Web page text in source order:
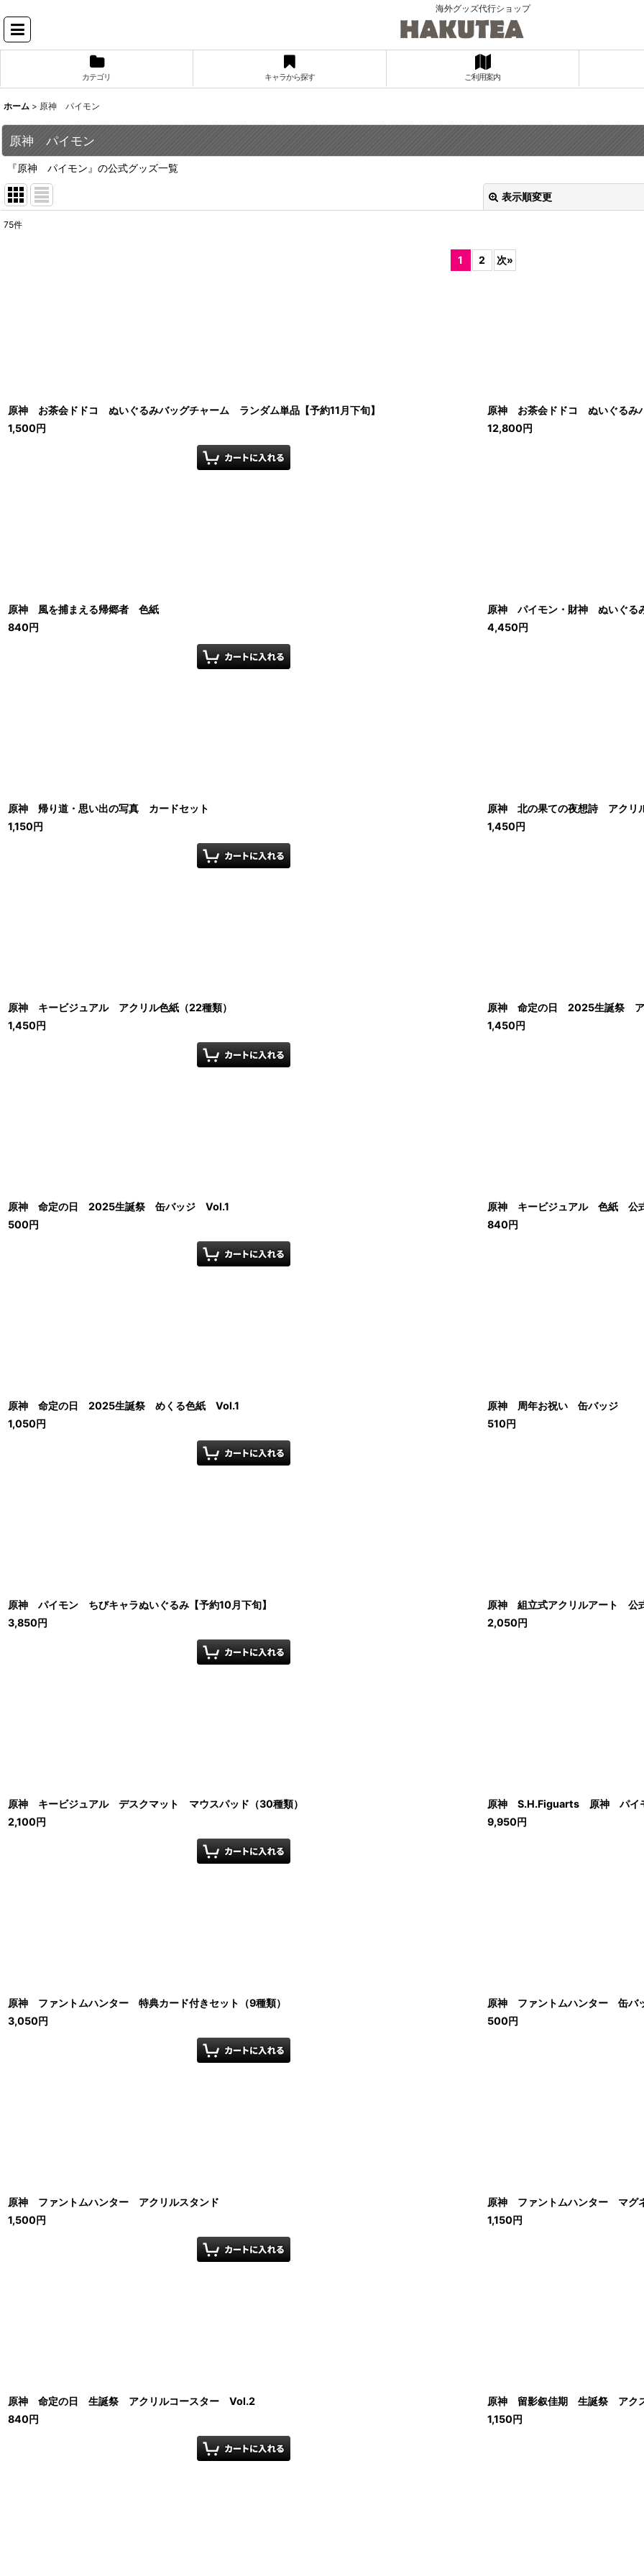
海外グッズ代行ショップ
カテゴリ キャラから探す ご利用案内
ホーム > 原神 パイモン
原神 パイモン
『原神 パイモン』の公式グッズ一覧
表示順変更
75件
1 2 次»
原神 お茶会ドドコ ぬいぐるみバッグチャーム ランダム単品【予約11月下旬】
1,500円
原神 お茶会ドドコ ぬいぐるみ
12,800円
原神 風を捕まえる帰郷者 色紙
840円
原神 パイモン・財神 ぬいぐる
4,450円
原神 帰り道・思い出の写真 カードセット
1,150円
原神 北の果ての夜想詩 アクリ
1,450円
原神 キービジュアル アクリル色紙（22種類）
1,450円
原神 命定の日 2025生誕祭 ア
1,450円
原神 命定の日 2025生誕祭 缶バッジ Vol.1
500円
原神 キービジュアル 色紙 公
840円
原神 命定の日 2025生誕祭 めくる色紙 Vol.1
1,050円
原神 周年お祝い 缶バッジ
510円
原神 パイモン ちびキャラぬいぐるみ【予約10月下旬】
3,850円
原神 組立式アクリルアート
2,050円
原神 キービジュアル デスクマット マウスパッド（30種類）
2,100円
原神 S.H.Figuarts 原神 パイ
9,950円
原神 ファントムハンター 特典カード付きセット（9種類）
3,050円
原神 ファントムハンター 缶バ
500円
原神 ファントムハンター アクリルスタンド
1,500円
原神 ファントムハンター マグ
1,150円
原神 命定の日 生誕祭 アクリルコースター Vol.2
840円
原神 留影叙佳期 生誕祭 アク
1,150円